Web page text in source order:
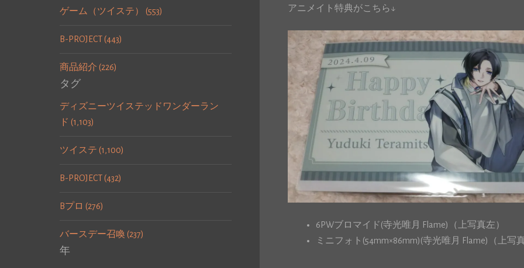
ゲーム（ツイステ） (553)
B-PROJECT (443)
商品紹介 (226)
タグ
ディズニーツイステッドワンダーラン
ド (1,103)
ツイステ (1,100)
B-PROJECT (432)
Bプロ (276)
バースデー召喚 (237)
年
アニメイト特典がこちら↓
6PWブロマイド(寺光唯月 Flame)（上写真左）
ミニフォト(54mm×86mm)(寺光唯月 Flame)（上写